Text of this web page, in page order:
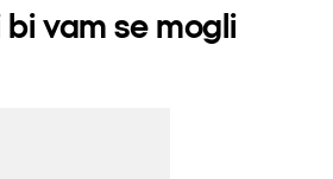
vam se mogli